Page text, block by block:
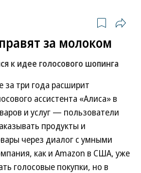
за молоком
к идее голосового шопинга
за три года расширит
ассистента «Алиса» в
и услуг — пользователи
продукты и
через диалог с умными
как и Amazon в CША, уже
голосовые покупки, но в